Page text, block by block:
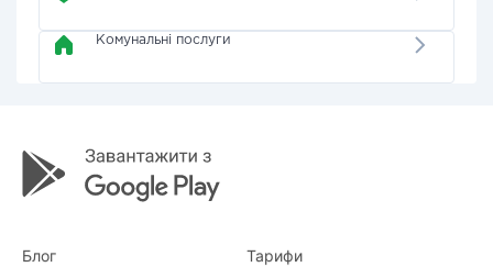
Комунальні послуги
Блог Тарифи